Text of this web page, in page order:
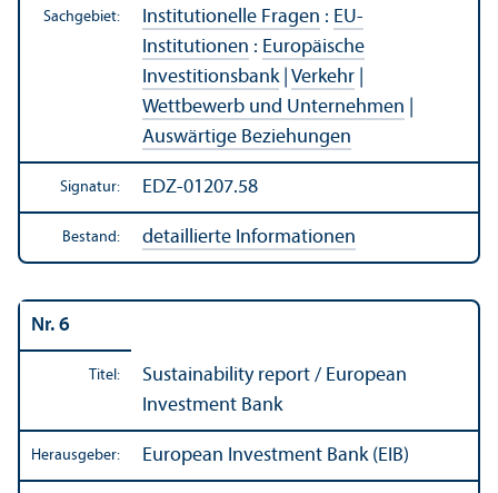
Sachgebiet: Institutionelle Fragen : EU-
Institutionen : Europäische
Investitions­bank| Verkehr
Wettbewerb und Unter­nehmen
Auswärtige Beziehungen
Signatur: EDZ-01207.58
Bestand: detaillierte Informationen
Nr. 6
Titel:
Sustainability report / European
Investment Bank
Herausgeber: European Investment Bank (EIB)